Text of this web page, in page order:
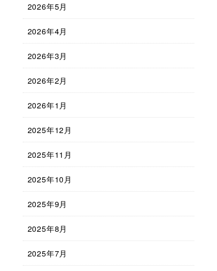
2026年5月
2026年4月
2026年3月
2026年2月
2026年1月
2025年12月
2025年11月
2025年10月
2025年9月
2025年8月
2025年7月